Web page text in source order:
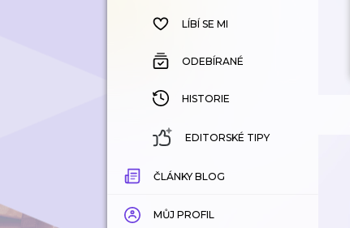
HISTORIE
LÍBÍ SE MI
ODEBÍRANÉ
HISTORIE
EDITORSKÉ TIPY
ČLÁNKY BLOG
MŮJ PROFIL